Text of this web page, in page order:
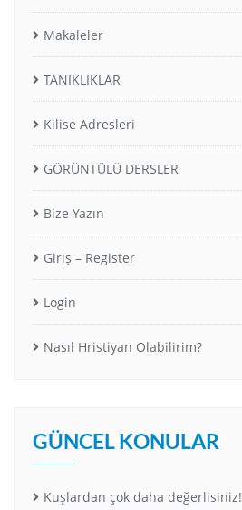
Makaleler
TANIKLIKLAR
Kilise Adresleri
GÖRÜNTÜLÜ DERSLER
Bize Yazın
Giriş – Register
Login
Nasıl Hristiyan Olabilirim?
GÜNCEL KONULAR
Kuşlardan çok daha değerlisiniz!